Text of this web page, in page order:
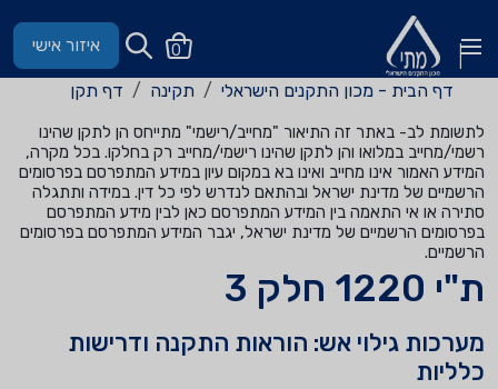
0 איזור אישי
דף הבית - מכון התקנים הישראלי תקינה דף תקן
לתשומת לב- באתר זה התיאור "מחייב/רישמי" מתייחס הן לתקן שהינו
רשמי/מחייב במלואו והן לתקן שהינו רישמי/מחייב רק בחלקו. בכל מקרה,
המידע האמור אינו מחייב ואינו בא במקום עיון במידע המתפרסם בפרסומים
הרשמיים של מדינת ישראל ובהתאם לנדרש לפי כל דין. במידה ותתגלה
סתירה או אי התאמה בין המידע המתפרסם כאן לבין מידע המתפרסם
בפרסומים הרשמיים של מדינת ישראל, יגבר המידע המתפרסם בפרסומים
הרשמיים.
ת"י 1220 חלק 3
מערכות גילוי אש: הוראות התקנה ודרישות
כלליות